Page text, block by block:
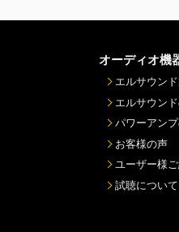
オーディオ機
エルサウン
エルサウン
パワーアン
お客様の声
ユーザー様
試聴について